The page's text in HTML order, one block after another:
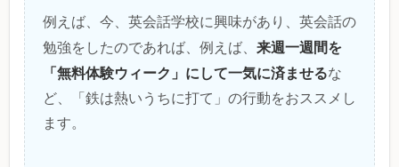
例えば、今、英会話学校に興味があり、英会話の
勉強をしたのであれば、例えば、 来週一週間を
「無料体験ウィーク」にして一気に済ませるな
ど、「鉄は熱いうちに打て」の行動をおススメし
ます。